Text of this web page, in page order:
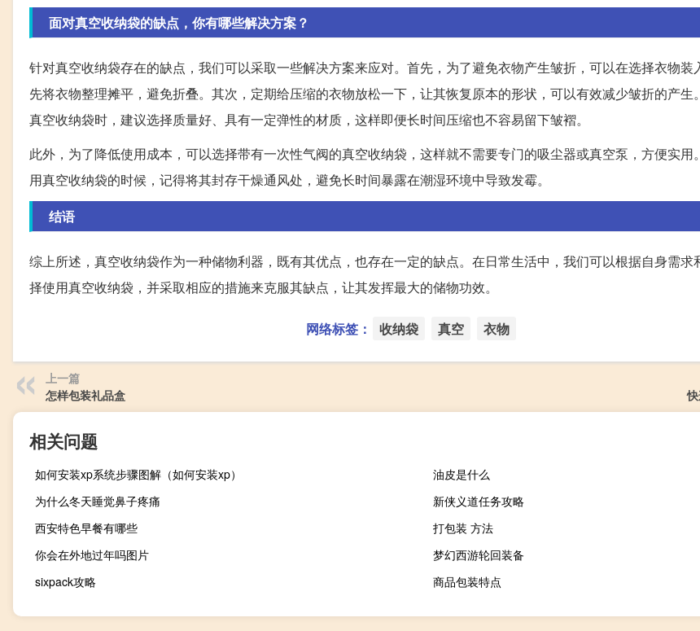
面对真空收纳袋的缺点，你有哪些解决方案？
针对真空收纳袋存在的缺点，我们可以采取一些解决方案来应对。首先，为了避免衣物产生皱折，可以在选择衣物装
先将衣物整理摊平，避免折叠。其次，定期给压缩的衣物放松一下，让其恢复原本的形状，可以有效减少皱折的产生
真空收纳袋时，建议选择质量好、具有一定弹性的材质，这样即便长时间压缩也不容易留下皱褶。
此外，为了降低使用成本，可以选择带有一次性气阀的真空收纳袋，这样就不需要专门的吸尘器或真空泵，方便实用
用真空收纳袋的时候，记得将其封存干燥通风处，避免长时间暴露在潮湿环境中导致发霉。
结语
综上所述，真空收纳袋作为一种储物利器，既有其优点，也存在一定的缺点。在日常生活中，我们可以根据自身需求
择使用真空收纳袋，并采取相应的措施来克服其缺点，让其发挥最大的储物功效。
网络标签： 收纳袋 真空 衣物
上一篇
怎样包装礼品盒
相关问题
如何安装xp系统步骤图解（如何安装xp）
油皮是什么
为什么冬天睡觉鼻子疼痛
新侠义道任务攻略
西安特色早餐有哪些
打包装 方法
你会在外地过年吗图片
梦幻西游轮回装备
sixpack攻略
商品包装特点